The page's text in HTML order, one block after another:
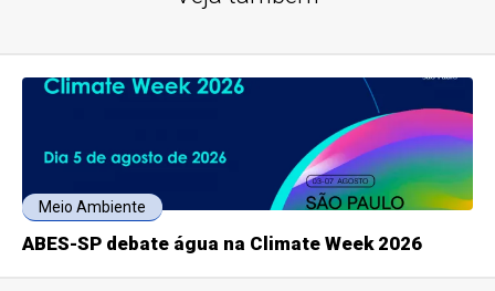
Meio Ambiente
ABES-SP debate água na Climate Week 2026